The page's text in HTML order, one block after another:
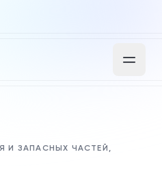
И ЗАПАСНЫХ ЧАСТЕЙ,